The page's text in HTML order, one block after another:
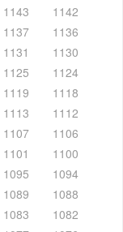
1143
1142
1137
1136
1131
1130
1125
1124
1119
1118
1113
1112
1107
1106
1101
1100
1095
1094
1089
1088
1083
1082